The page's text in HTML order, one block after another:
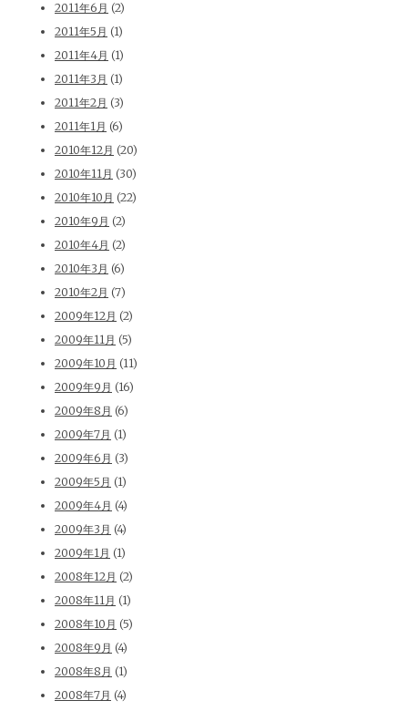
2011年6月 (2)
2011年5月 (1)
2011年4月 (1)
2011年3月 (1)
2011年2月 (3)
2011年1月 (6)
2010年12月 (20)
2010年11月 (30)
2010年10月 (22)
2010年9月 (2)
2010年4月 (2)
2010年3月 (6)
2010年2月 (7)
2009年12月 (2)
2009年11月 (5)
2009年10月 (11)
2009年9月 (16)
2009年8月 (6)
2009年7月 (1)
2009年6月 (3)
2009年5月 (1)
2009年4月 (4)
2009年3月 (4)
2009年1月 (1)
2008年12月 (2)
2008年11月 (1)
2008年10月 (5)
2008年9月 (4)
2008年8月 (1)
2008年7月 (4)